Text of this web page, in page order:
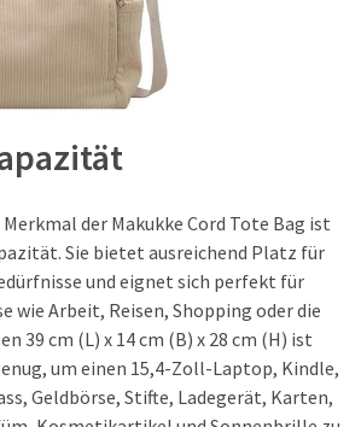
der Makukke Cord Tote Bag ist
Sie bietet ausreichend Platz für
und eignet sich perfekt für
wie Arbeit, Reisen, Shopping oder die
39 cm (L) x 14 cm (B) x 28 cm (H) ist
um einen 15,4-Zoll-Laptop, Kindle,
Geldbörse, Stifte, Ladegerät, Karten,